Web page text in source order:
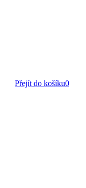
Přejít do košíku0